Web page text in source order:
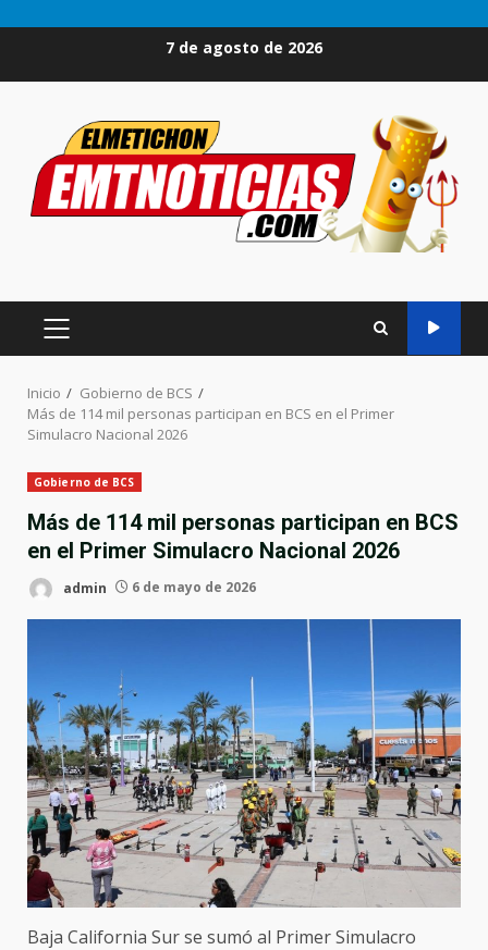
7 de agosto de 2026
MENÚ
PRINCIPAL
Inicio
Gobierno de BCS
Más de 114 mil personas participan en BCS en el Primer
Simulacro Nacional 2026
Gobierno de BCS
Más de 114 mil personas participan en BCS
en el Primer Simulacro Nacional 2026
admin 6 de mayo de 2026
Baja California Sur se sumó al Primer Simulacro